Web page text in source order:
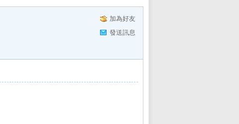
加為好友
發送訊息